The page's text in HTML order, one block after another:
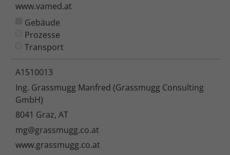
www.vamed.at
Gebäude
Prozesse
Transport
A1510013
Ing. Grassmugg Manfred (Grassmugg Consulting
GmbH)
8041 Graz, AT
mg@grassmugg.co.at
www.grassmugg.co.at